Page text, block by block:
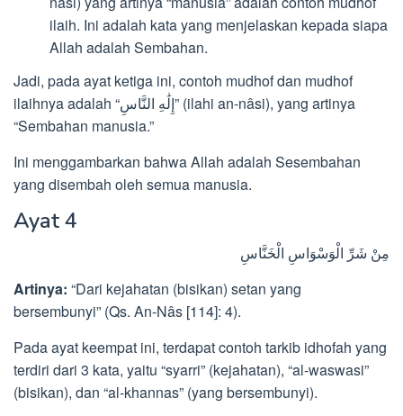
ilaih. Ini adalah kata yang menjelaskan kepada siapa
Allah adalah Sembahan.
Jadi, pada ayat ketiga ini, contoh mudhof dan mudhof
ilaihnya adalah “إِلَٰهِ النَّاسِ” (ilahi an-nâsi), yang artinya
“Sembahan manusia.”
Ini menggambarkan bahwa Allah adalah Sesembahan
yang disembah oleh semua manusia.
Ayat 4
مِنْ شَرِّ الْوَسْوَاسِ الْخَنَّاسِ
Artinya: “Dari kejahatan (bisikan) setan yang
bersembunyi” (Qs. An-Nâs [114]: 4).
Pada ayat keempat ini, terdapat contoh tarkib idhofah yang
terdiri dari 3 kata, yaitu “syarri” (kejahatan), “al-waswasi”
(bisikan), dan “al-khannas” (yang bersembunyi).